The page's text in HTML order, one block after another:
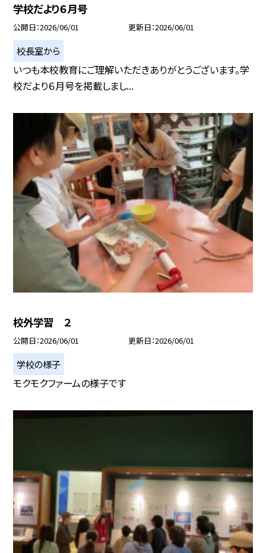
学校だより６月号
公開日 2026/06/01 更新日 2026/06/01
校長室から
いつも本校教育にご理解いただきありがとうございます。学
校だより６月号を掲載しまし...
校外学習 ２
公開日 2026/06/01 更新日 2026/06/01
学校の様子
モクモクファームの様子です